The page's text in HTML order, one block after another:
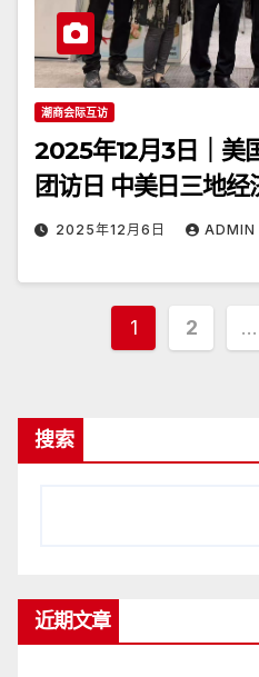
潮商会际互访
2025年12月3日｜美
团访日 中美日三地
2025年12月6日 ADMIN
文
页
1 2 …
搜索
近期文章